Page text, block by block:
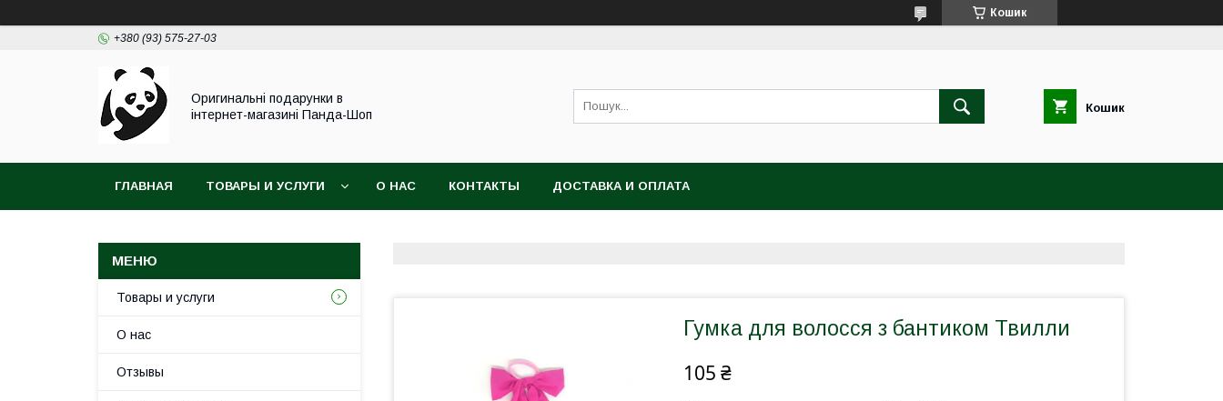
Кошик
+380 (93) 575-27-03
Оригинальні подарунки в
інтернет-магазині Панда-Шоп
Кошик
ГЛАВНАЯ ТОВАРЫ И УСЛУГИ О НАС КОНТАКТЫ ДОСТАВКА И ОПЛАТА
Гумка для волосся з бантиком Твилли
105 ₴
Товары и услуги
О нас
Отзывы